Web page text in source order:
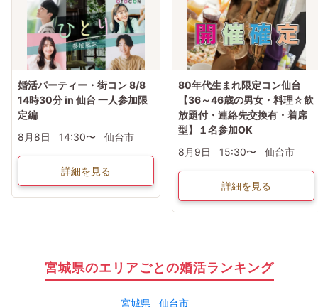
婚活パーティー・街コン 8/8
14時30分 in 仙台 一人参加限
定編
8月8日
14:30〜 仙台市
詳細を見る
80年代生まれ限定コン仙台
【36～46歳の男女・料理☆飲
放題付・連絡先交換有・着席
型】１名参加OK
8月9日
15:30〜 仙台市
詳細を見る
宮城県のエリアごとの婚活ランキング
宮城県 仙台市